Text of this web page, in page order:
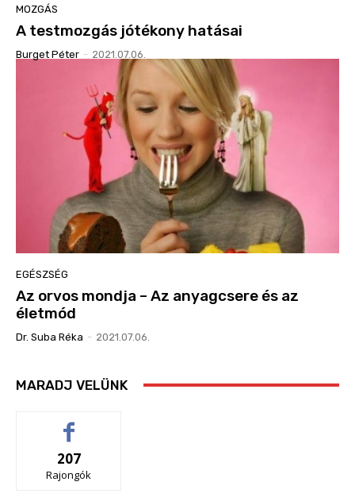
MOZGÁS
A testmozgás jótékony hatásai
Burget Péter - 2021.07.06.
EGÉSZSÉG
Az orvos mondja – Az anyagcsere és az
életmód
Dr. Suba Réka - 2021.07.06.
MARADJ VELÜNK
207
Rajongók